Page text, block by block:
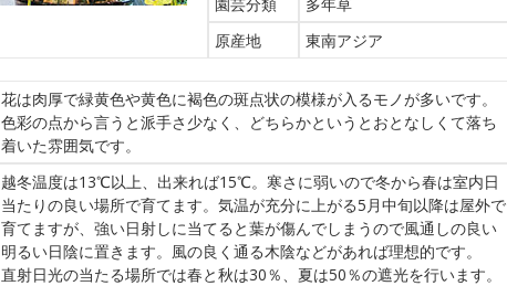
原産地
東南アジア
花は肉厚で緑黄色や黄色に褐色の斑点状の模様が入るモノが多いです。
色彩の点から言うと派手さ少なく、どちらかというとおとなしくて落ち
着いた雰囲気です。
越冬温度は13℃以上、出来れば15℃。寒さに弱いので冬から春は室内日
当たりの良い場所で育てます。気温が充分に上がる5月中旬以降は屋外で
育てますが、強い日射しに当てると葉が傷んでしまうので風通しの良い
明るい日陰に置きます。風の良く通る木陰などがあれば理想的です。
直射日光の当たる場所では春と秋は30％、夏は50％の遮光を行います。